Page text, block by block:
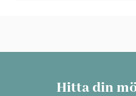
Hitta din